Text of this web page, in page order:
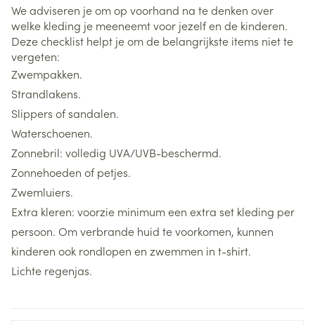
We adviseren je om op voorhand na te denken over
welke kleding je meeneemt voor jezelf en de kinderen.
Deze checklist helpt je om de belangrijkste items niet te
vergeten:
Zwempakken.
Strandlakens.
Slippers of sandalen.
Waterschoenen.
Zonnebril: volledig UVA/UVB-beschermd.
Zonnehoeden of petjes.
Zwemluiers.
Extra kleren: voorzie minimum een extra set kleding per
persoon. Om verbrande huid te voorkomen, kunnen
kinderen ook rondlopen en zwemmen in t-shirt.
Lichte regenjas.